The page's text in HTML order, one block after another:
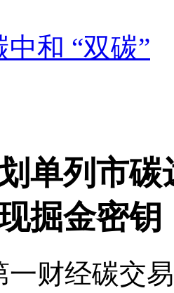
和 “双碳”
单列市
掘金密钥
一财经碳交